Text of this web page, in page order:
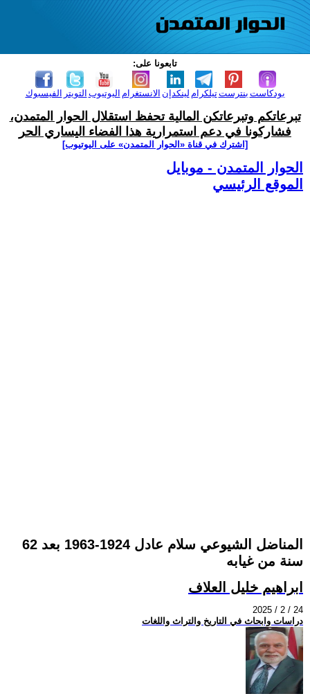
تابعونا على:
الفيسبوك التويتر اليوتيوب الانستغرام لينكدإن تيلكرامبنترست بودكاست
تبرعاتكم وتبرعاتكن المالية تحفظ استقلال الحوار المتمدن،
فشاركونا في دعم استمرارية هذا الفضاء اليساري الحر
[اشترك في قناة ‫«الحوار المتمدن» على اليوتيوب]
الحوار المتمدن - موبايل
الموقع الرئيسي
المناضل الشيوعي سلام عادل 1924-1963 بعد 62
سنة من غيابه
ابراهيم خليل العلاف
2025 / 2 / 24
دراسات وابحاث في التاريخ والتراث واللغات